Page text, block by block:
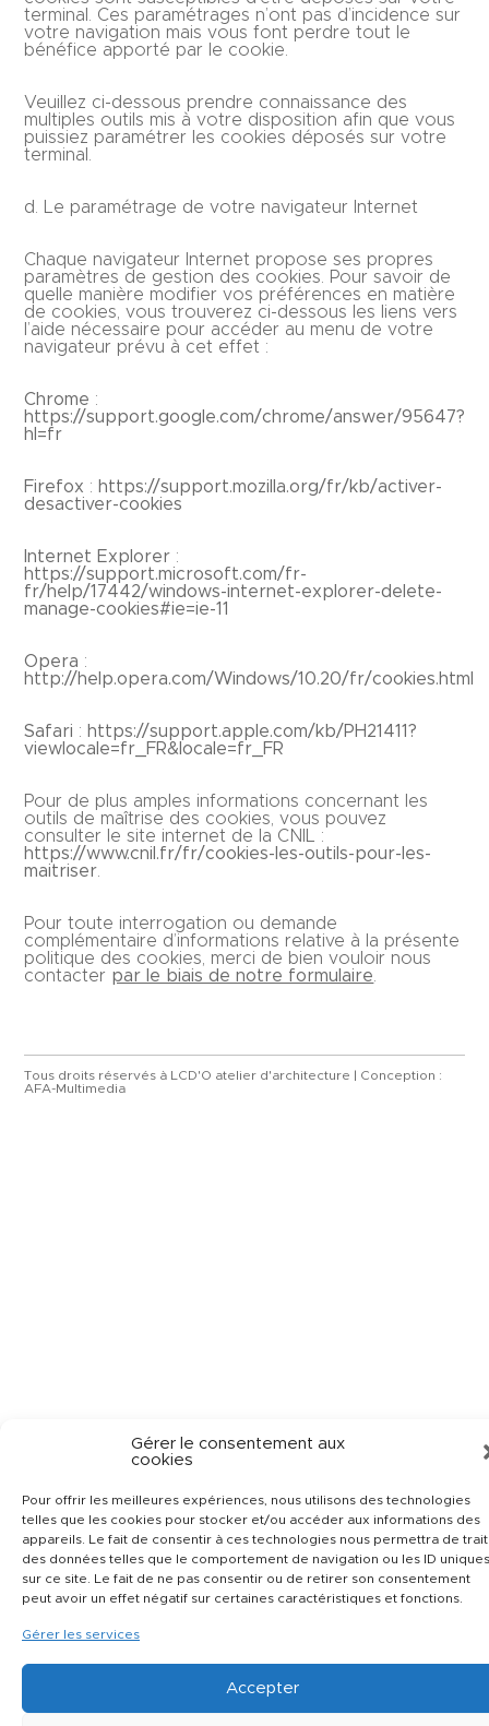
Gérer le consentement aux
cookies
Pour offrir les meilleures expériences, nous utilisons des technologies
telles que les cookies pour stocker et/ou accéder aux informations des
appareils. Le fait de consentir à ces technologies nous permettra de
des données telles que le comportement de navigation ou les ID uniques
sur ce site. Le fait de ne pas consentir ou de retirer son consentement
peut avoir un effet négatif sur certaines caractéristiques et fonctions.
Gérer les services
Accepter
terminal. Ces paramétrages n’ont pas d’incidence sur
votre navigation mais vous font perdre tout le
bénéfice apporté par le cookie.
Veuillez ci-dessous prendre connaissance des
multiples outils mis à votre disposition afin que vous
puissiez paramétrer les cookies déposés sur votre
terminal.
d. Le paramétrage de votre navigateur Internet
Chaque navigateur Internet propose ses propres
paramètres de gestion des cookies. Pour savoir de
quelle manière modifier vos préférences en matière
de cookies, vous trouverez ci-dessous les liens vers
l’aide nécessaire pour accéder au menu de votre
navigateur prévu à cet effet :
Chrome :
https://support.google.com/chrome/answer/95647?
hl=fr
Firefox : https://support.mozilla.org/fr/kb/activer-
desactiver-cookies
Internet Explorer :
https://support.microsoft.com/fr-
fr/help/17442/windows-internet-explorer-delete-
manage-cookies#ie=ie-11
Opera :
http://help.opera.com/Windows/10.20/fr/cookies.html
Safari : https://support.apple.com/kb/PH21411?
viewlocale=fr_FR&locale=fr_FR
Pour de plus amples informations concernant les
outils de maîtrise des cookies, vous pouvez
consulter le site internet de la CNIL :
https://www.cnil.fr/fr/cookies-les-outils-pour-les-
maitriser
Pour toute interrogation ou demande
complémentaire d’informations relative à la présente
politique des cookies, merci de bien vouloir nous
contacter par le biais de notre formulaire
Tous droits réservés à LCD'O atelier d'architecture | Conception :
AFA-Multimedia